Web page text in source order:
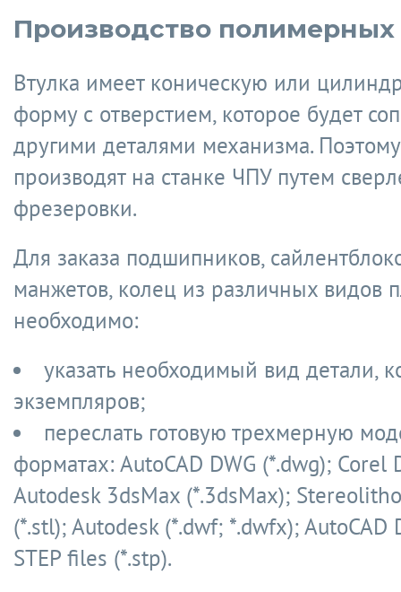
Производство полимерных
Втулка имеет коническую или
форму с отверстием, которое будет
другими деталями механизма.
производят на станке ЧПУ путем
фрезеровки.
Для заказа подшипников,
манжетов, колец из различных видов
необходимо:
указать необходимый вид детали,
экземпляров;
переслать готовую трехмерную
форматах: AutoCAD DWG (*.dwg); Corel
Autodesk 3dsMax (*.3dsMax);
(*.stl); Autodesk (*.dwf; *.dwfx); AutoCAD
STEP files (*.stp).